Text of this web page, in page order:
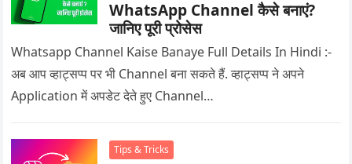
WhatsApp Channel कैसे बनाएं?
जानिए पूरी प्रोसेस
Whatsapp Channel Kaise Banaye Full Details In Hindi :-
अब आप व्हाट्सप्प पर भी Channel बना सकते हैं. व्हाट्सप्प ने अपने
Application में अपडेट देते हुए Channel…
Tips & Tricks